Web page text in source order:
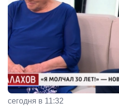
сегодня в 11:32